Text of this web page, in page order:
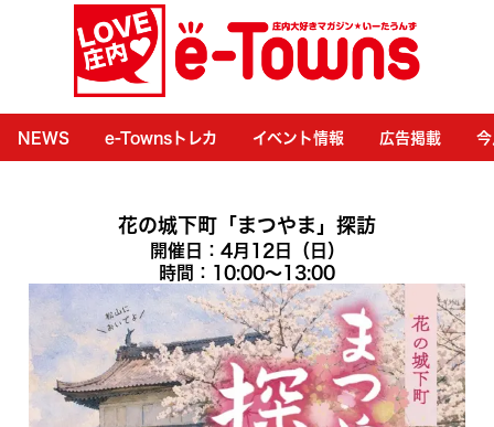
NEWS e-Townsトレカ イベント情報 広告掲載
花の城下町「まつやま」探訪
開催日：4月12日（日）
時間：10:00〜13:00